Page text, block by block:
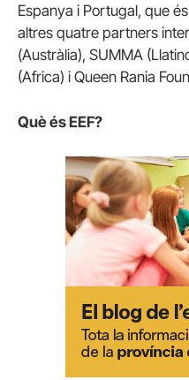
Espanya i Portugal, que
altres quatre partners
(Austràlia), SUMMA
(Africa) i Queen Rania
Què és EEF?